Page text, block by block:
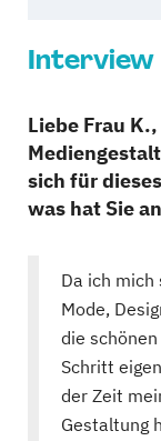
Interview
Liebe Frau
sich für
was hat Sie
Da ich
Mode,
die
Schritt
der Zeit
Gestaltung